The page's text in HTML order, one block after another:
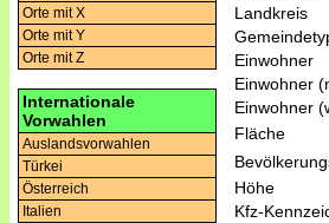
Orte mit X
Orte mit Y
Orte mit Z
Internationale
Vorwahlen
Auslandsvorwahlen
Türkei
Österreich
Italien
Landkreis
Einwohner
Einwohner
Einwohner
Fläche
Höhe
Kfz-